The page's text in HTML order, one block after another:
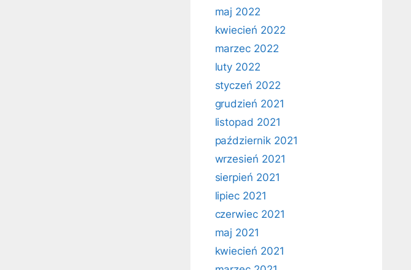
maj 2022
kwiecień 2022
marzec 2022
luty 2022
styczeń 2022
grudzień 2021
listopad 2021
październik 2021
wrzesień 2021
sierpień 2021
lipiec 2021
czerwiec 2021
maj 2021
kwiecień 2021